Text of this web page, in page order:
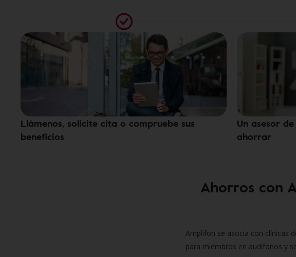
Llámenos, solicite cita o compruebe sus
beneficios
Un asesor
ahorrar
Ahorros con
Amplifon se asocia con clínicas
para miembros en audífonos y